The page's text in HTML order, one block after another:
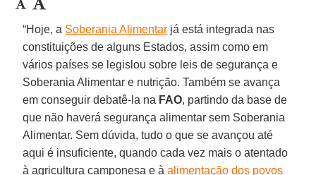
“Hoje, a Soberania Alimentar já está integrada nas
constituições de alguns Estados, assim como em
vários países se legislou sobre leis de segurança e
Soberania Alimentar e nutrição. Também se avança
em conseguir debatê-la na FAO, partindo da base de
que não haverá segurança alimentar sem Soberania
Alimentar. Sem dúvida, tudo o que se avançou até
aqui é insuficiente, quando cada vez mais o atentado
à agricultura camponesa e àalimentação dos povos